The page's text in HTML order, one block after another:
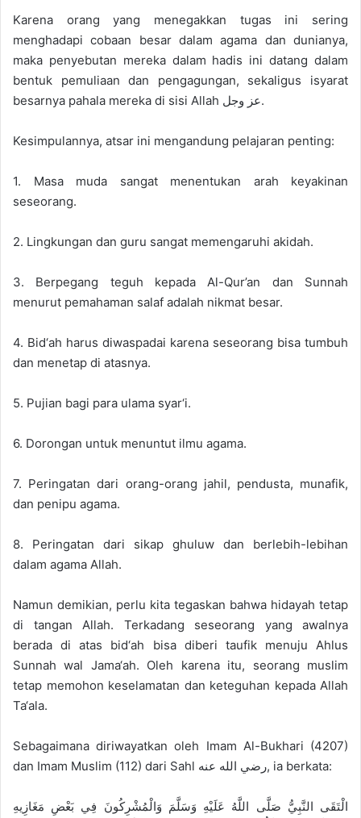
Karena orang yang menegakkan tugas ini sering
menghadapi cobaan besar dalam agama dan dunianya,
maka penyebutan mereka dalam hadis ini datang dalam
bentuk pemuliaan dan pengagungan, sekaligus isyarat
besarnya pahala mereka di sisi Allah عز وجل.
Kesimpulannya, atsar ini mengandung pelajaran penting:
1. Masa muda sangat menentukan arah keyakinan
seseorang.
2. Lingkungan dan guru sangat memengaruhi akidah.
3. Berpegang teguh kepada Al-Qur’an dan Sunnah
menurut pemahaman salaf adalah nikmat besar.
4. Bid‘ah harus diwaspadai karena seseorang bisa tumbuh
dan menetap di atasnya.
5. Pujian bagi para ulama syar‘i.
6. Dorongan untuk menuntut ilmu agama.
7. Peringatan dari orang-orang jahil, pendusta, munafik,
dan penipu agama.
8. Peringatan dari sikap ghuluw dan berlebih-lebihan
dalam agama Allah.
Namun demikian, perlu kita tegaskan bahwa hidayah tetap
di tangan Allah. Terkadang seseorang yang awalnya
berada di atas bid‘ah bisa diberi taufik menuju Ahlus
Sunnah wal Jama‘ah. Oleh karena itu, seorang muslim
tetap memohon keselamatan dan keteguhan kepada Allah
Ta‘ala.
Sebagaimana diriwayatkan oleh Imam Al-Bukhari (4207)
dan Imam Muslim (112) dari Sahl رضي الله عنه, ia berkata:
الْتَقَى النَّبِيُّ صَلَّى اللَّهُ عَلَيْهِ وَسَلَّمَ وَالْمُشْرِكُونَ فِي بَعْضِ مَغَازِيهِ